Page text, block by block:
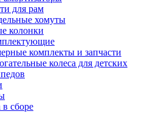
для рам
хомуты
колонки
комплекты и запчасти
колеса для детских
в сборе